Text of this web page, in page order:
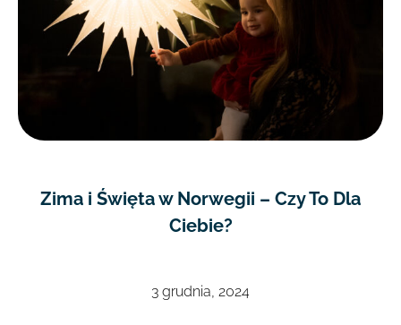
Zima i Święta w Norwegii – Czy To Dla
Ciebie?
3 grudnia, 2024